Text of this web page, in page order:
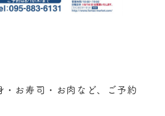
お寿司・お肉など、ご予約